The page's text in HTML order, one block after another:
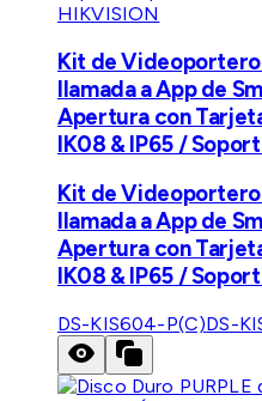
HIKVISION
Kit de Videoportero
llamada a App de
Apertura con
IK08 & IP65 /
Kit de Videoportero
llamada a App de
Apertura con
IK08 & IP65 /
DS-KIS604-P(C)DS-